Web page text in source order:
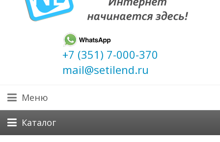
+7 (351) 7-000-370
mail@setilend.ru
Меню
Каталог